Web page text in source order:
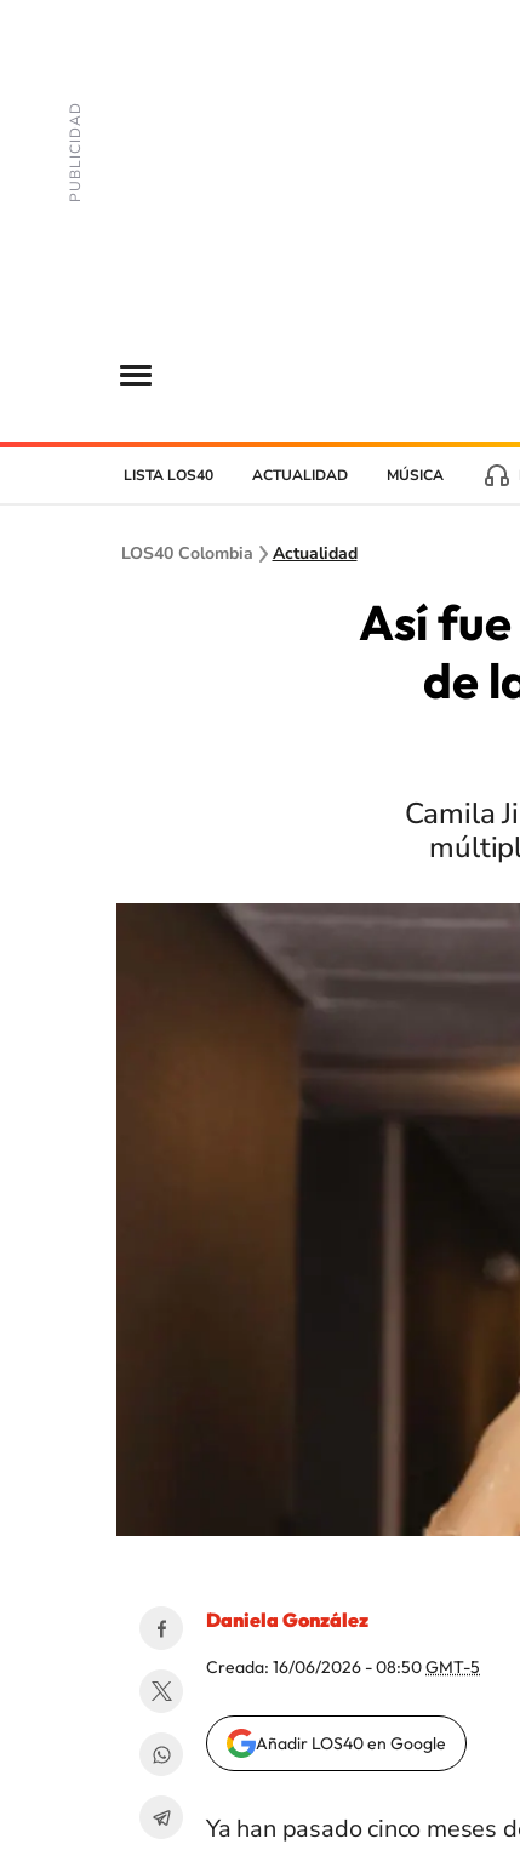
LISTA LOS40 ACTUALIDAD MÚSICA
LOS40 Colombia Actualidad
Así
de
Camila
Daniela González
Creada: 16/06/2026 - 08:50GMT-5
Añadir LOS40 en Google
Ya han pasado cinco meses